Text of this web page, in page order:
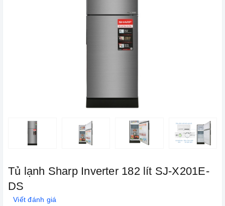
Tủ lạnh Sharp Inverter 182 lít SJ-X201E-
DS
Viết đánh giá